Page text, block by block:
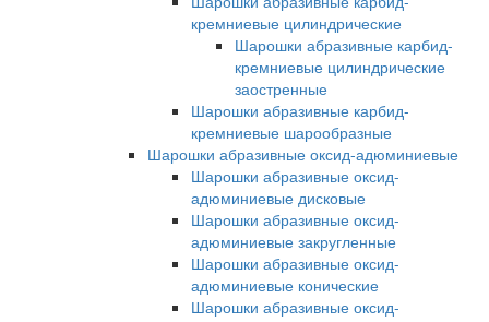
кремниевые цилиндрические
Шарошки абразивные карбид-
кремниевые цилиндрические
заостренные
Шарошки абразивные карбид-
кремниевые шарообразные
Шарошки абразивные оксид-адюминиевые
Шарошки абразивные оксид-
адюминиевые дисковые
Шарошки абразивные оксид-
адюминиевые закругленные
Шарошки абразивные оксид-
адюминиевые конические
Шарошки абразивные оксид-